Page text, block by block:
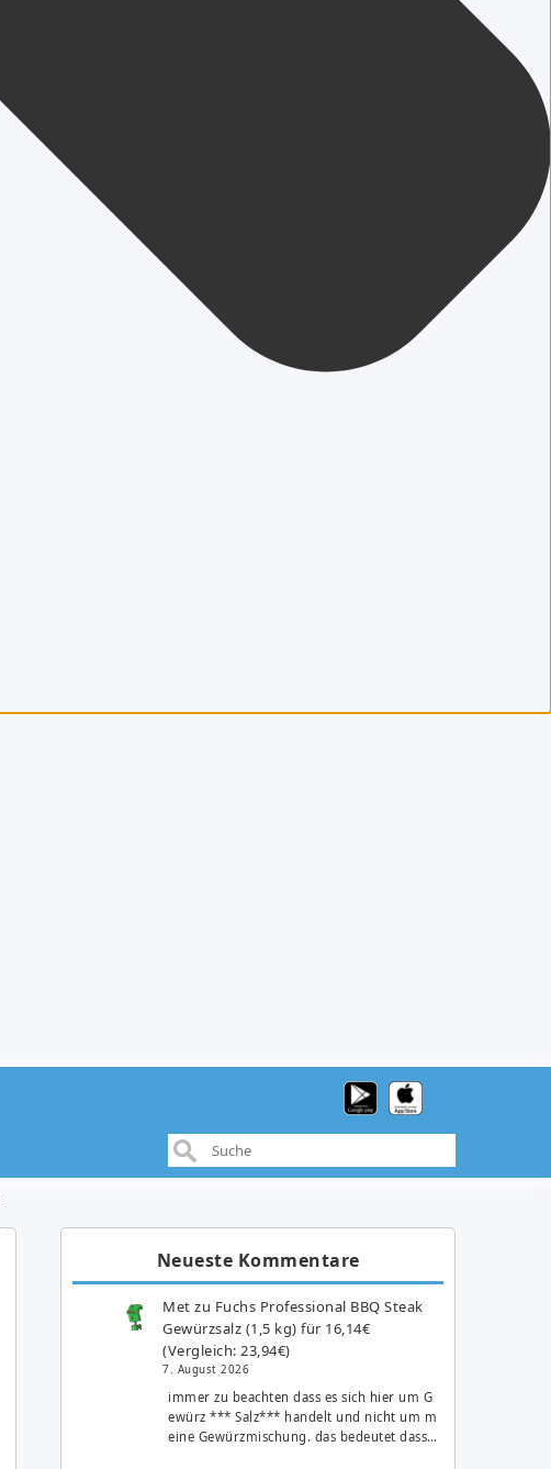
Neueste Kommentare
Met zu Fuchs Professional BBQ Steak
Gewürzsalz (1,5 kg) für 16,14€
(Vergleich: 23,94€)
7. August 2026
immer zu beachten dass es sich hier um G
ewürz *** Salz*** handelt und nicht um m
eine Gewürzmischung. das bedeutet dass…